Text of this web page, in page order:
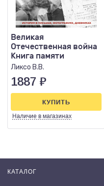
Великая
Отечественная война
Книга памяти
Ликсо В.В.
1887 ₽
Наличие в магазинах
КУПИТЬ
КАТАЛОГ